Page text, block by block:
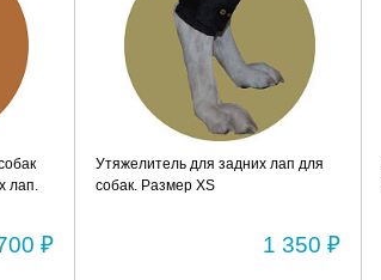
лап.
₽
Утяжелитель для задних лап для
собак. Размер XS
1 350 ₽